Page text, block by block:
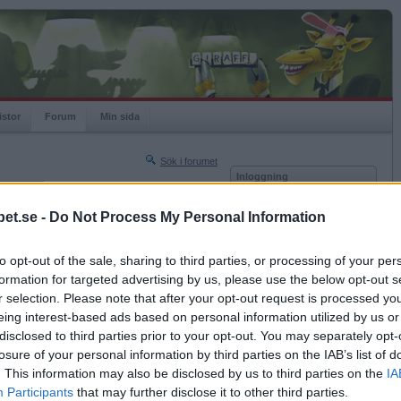
- Do Not Process My Personal Information
opt-out of the sale, sharing to third parties, or processing of your
for targeted advertising by us, please use the below opt-out
selection. Please note that after your opt-out request is processed
interest-based ads based on personal information utilized by us
to third parties prior to your opt-out. You may separately
of your personal information by third parties on the IAB’s list of
This information may also be disclosed by us to third parties on the
Participants that may further disclose it to other third parties.
Forum Min sida
Sök i forumet
Nästa sida »
2011-11-08 12:43
Inloggning
Kom ihåg mig
Glömt ditt lösenord?
Få ny aktiveringslänk
Betapet är gratis!